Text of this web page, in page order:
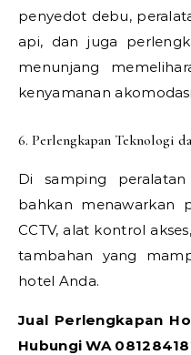
penyedot debu,
api, dan juga
menunjang
kenyamanan
6. Perlengkapan Teknologi
Di samping
bahkan menawarkan
CCTV, alat kontrol
tambahan yang
hotel Anda.
Jual Perlengkapan
Hubungi WA